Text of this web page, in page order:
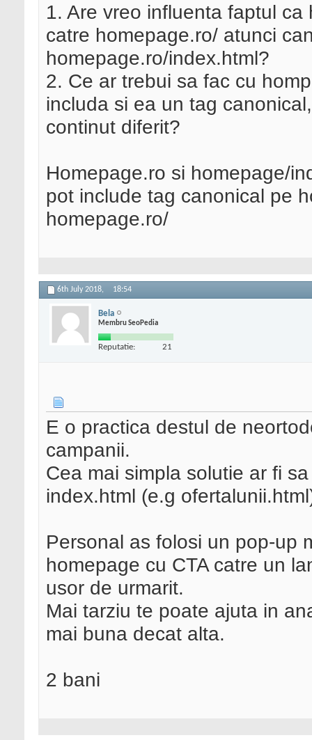
1. Are vreo influenta faptul
catre homepage.ro/ atunci
homepage.ro/index.html?
2. Ce ar trebui sa fac cu
includa si ea un tag
continut diferit?
Homepage.ro si homepage/
pot include tag canonical pe
homepage.ro/
6th July 2018, 18:54
Bela
Membru SeoPedia
Reputatie: 21
E o practica destul de
campanii.
Cea mai simpla solutie ar fi
index.html (e.g
Personal as folosi un pop-up
homepage cu CTA catre un
usor de urmarit.
Mai tarziu te poate ajuta in
mai buna decat alta.
2 bani